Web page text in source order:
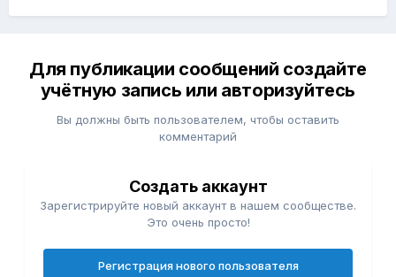
Для публикации сообщений создайте
учётную запись или авторизуйтесь
Вы должны быть пользователем, чтобы оставить
комментарий
Создать аккаунт
Зарегистрируйте новый аккаунт в нашем сообществе.
Это очень просто!
Регистрация нового пользователя